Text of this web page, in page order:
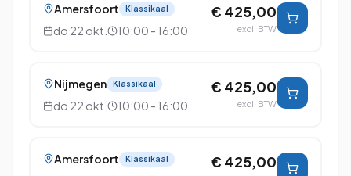
Amersfoort Klassikaal
do 22 okt. 10:00 - 16:00
€ 425,00
excl. BTW
Nijmegen Klassikaal
do 22 okt. 10:00 - 16:00
€ 425,00
excl. BTW
Amersfoort Klassikaal € 425,00